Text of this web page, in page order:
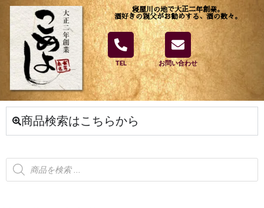
寝屋川の地で大正二年創業。
酒好きの親父がお勧めする、酒の数々。
TEL お問い合わせ
商品検索はこちらから